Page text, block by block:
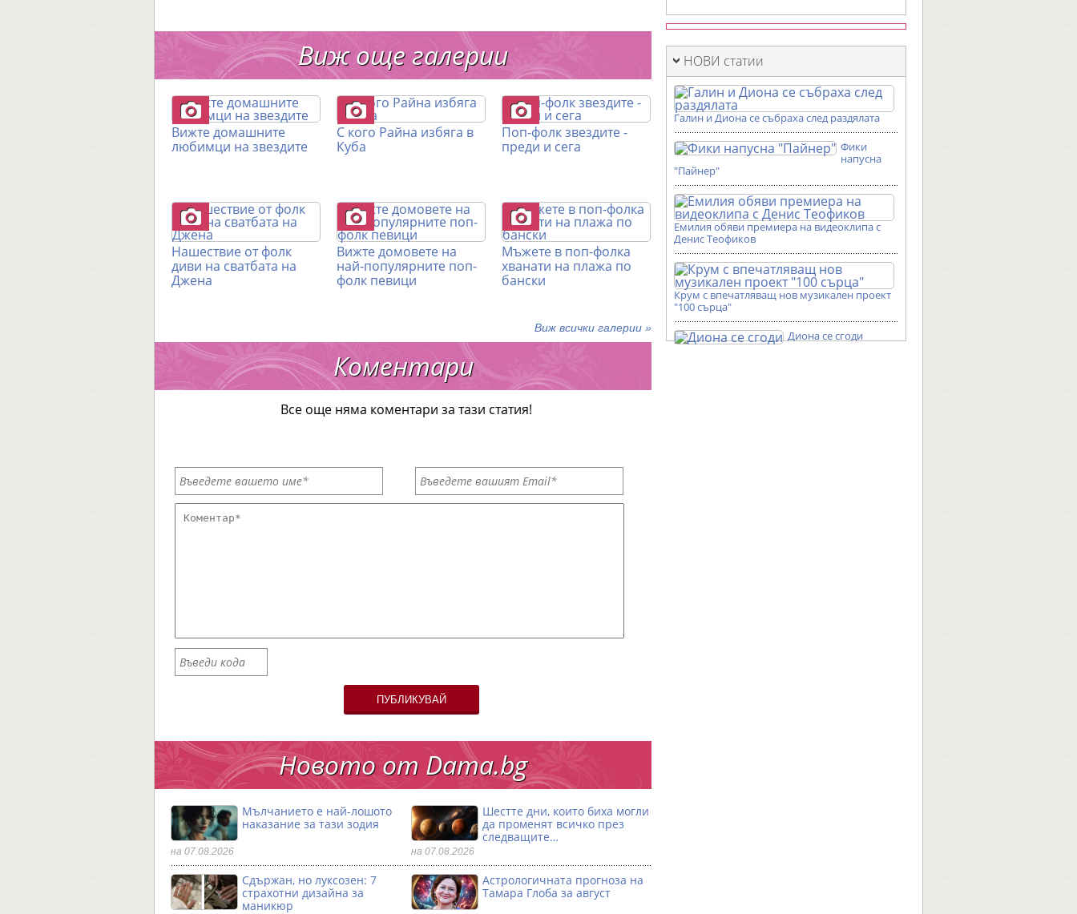
Виж още галерии
Вижте домашните
любимци на звездите
С кого Райна избяга в
Куба
Поп-фолк звездите -
преди и сега
Нашествие от фолк
диви на сватбата на
Джена
Вижте домовете на
най-популярните поп-
фолк певици
Мъжете в поп-фолка
хванати на плажа по
бански
Виж всички галерии »
Коментари
Все още няма коментари за тази статия!
ПУБЛИКУВАЙ
Новото от Dama.bg
Мълчанието е най-лошото
наказание за тази зодия
на 07.08.2026
Шестте дни, които биха могли
да променят всичко през
следващите…
на 07.08.2026
Сдържан, но луксозен: 7
страхотни дизайна за
маникюр
Астрологичната прогноза на
Тамара Глоба за август
НОВИ статии
Галин и Диона се събраха след раздялата
Фики
напусна
"Пайнер"
Емилия обяви премиера на видеоклипа с
Денис Теофиков
Крум с впечатляващ нов музикален проект
"100 сърца"
Диона се сгоди